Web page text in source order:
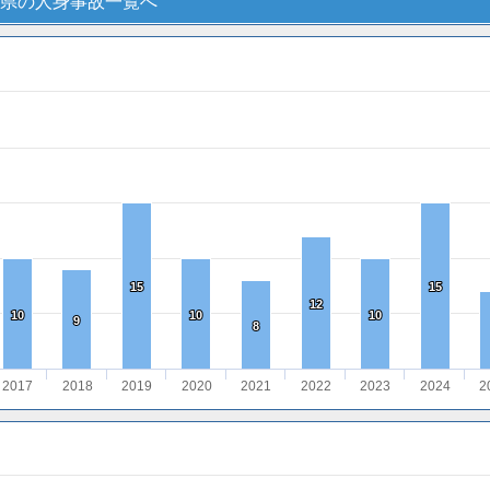
10
10 9
9
15
15
10
10
8
8
12
12
10
10
15
15
2017 2018 2019 2020 2021 2022 2023 2024